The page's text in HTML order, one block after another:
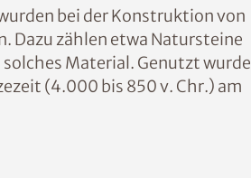
bei der Konstruktion von
Dazu zählen etwa Natursteine
Material. Genutzt wurde
(4.000 bis 850 v. Chr.) am